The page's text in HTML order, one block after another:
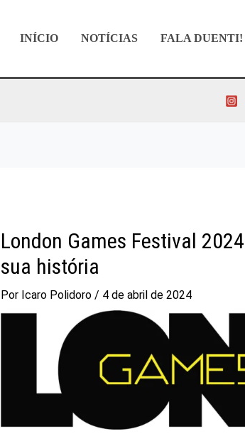
INÍCIO NOTÍCIAS FALA DUENTI!
London Games Festival
sua história
Por Icaro Polidoro / 4 de abril de 2024